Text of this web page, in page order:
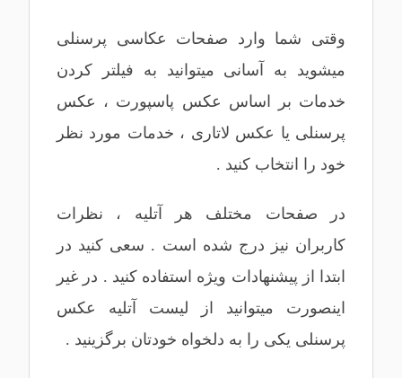
وقتی شما وارد صفحات عکاسی پرسنلی
میشوید به آسانی میتوانید به فیلتر کردن
خدمات بر اساس عکس پاسپورت ، عکس
پرسنلی یا عکس لاتاری ، خدمات مورد نظر
خود را انتخاب کنید .
در صفحات مختلف هر آتلیه ، نظرات
کاربران نیز درج شده است . سعی کنید در
ابتدا از پیشنهادات ویژه استفاده کنید . در غیر
اینصورت میتوانید از لیست آتلیه عکس
پرسنلی یکی را به دلخواه خودتان برگزینید .